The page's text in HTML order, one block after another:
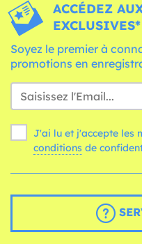
ACCÉDEZ
EXCLUSIVES*
Soyez le premier à
promotions en
J'ai lu et j'accepte les
conditions de